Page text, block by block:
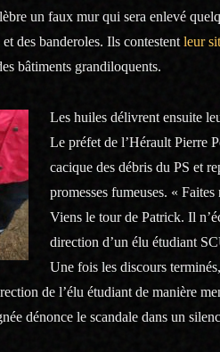
un faux mur qui sera enlevé
des banderoles. Ils contestent leur
bâtiments grandiloquents.
Les huiles délivrent ensuite
Le préfet de l’Hérault Pierre
cacique des débris du PS et
promesses fumeuses. «
Viens le tour de Patrick. Il
direction d’un élu étudiant
Une fois les discours
de l’élu étudiant de manière
dénonce le scandale dans un